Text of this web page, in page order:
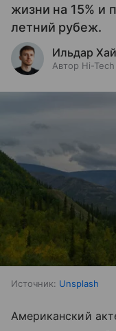
жизни на 15% и
летний рубеж.
Ильдар
Автор Hi-Tech
Источник: Unsplash
Американский